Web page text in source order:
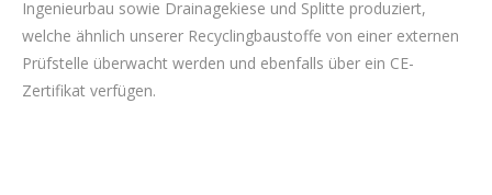
Ingenieurbau sowie Drainagekiese und Splitte produziert,
welche ähnlich unserer Recyclingbaustoffe von einer externen
Prüfstelle überwacht werden und ebenfalls über ein CE-
Zertifikat verfügen.